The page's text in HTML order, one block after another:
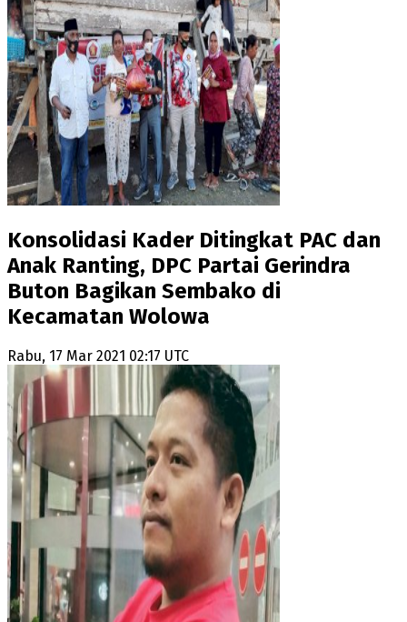
Konsolidasi Kader Ditingkat PAC dan
Anak Ranting, DPC Partai Gerindra
Buton Bagikan Sembako di
Kecamatan Wolowa
Rabu, 17 Mar 2021 02:17 UTC